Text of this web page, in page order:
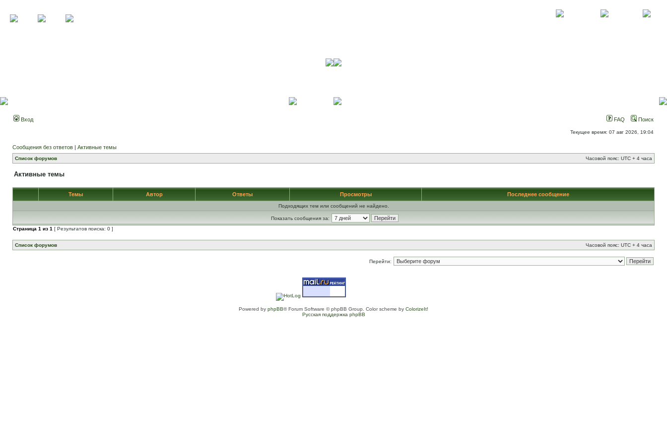
Вход FAQ Поиск
Текущее время: 07 авг 2026, 19:04
Сообщения без ответов | Активные темы
Список форумов Часовой пояс: UTC + 4 часа
Активные темы
Темы Автор Ответы Просмотры Последнее сообщение
Подходящих тем или сообщений не найдено.
Показать сообщения за:
Страница 1 из 1 [ Результатов поиска: 0 ]
Список форумов Часовой пояс: UTC + 4 часа
Перейти:
Powered by phpBB® Forum Software © phpBB Group. Color scheme by ColorizeIt!
Русская поддержка phpBB